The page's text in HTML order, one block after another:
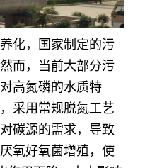
化，国家制定的污
而，当前大部分污
高氮磷的水质特
采用常规脱氮工艺
碳源的需求，导致
氧好氧菌增殖，使